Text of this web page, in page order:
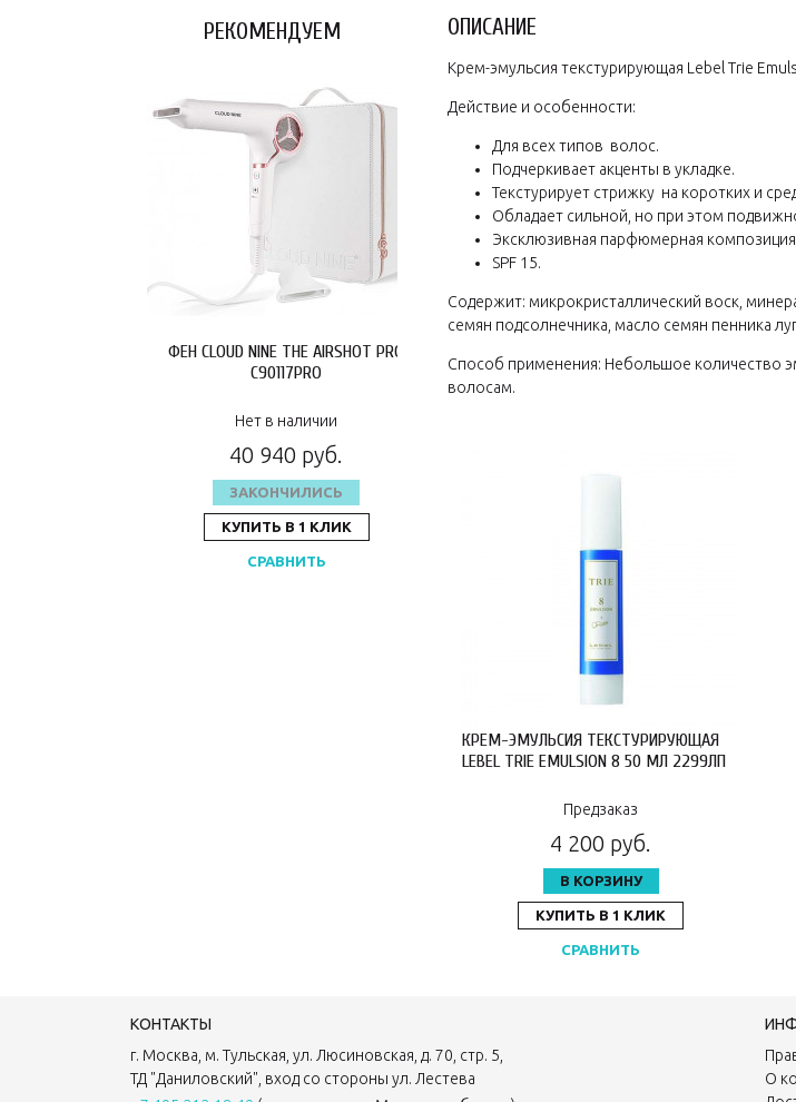
РЕКОМЕНДУЕМ
ФЕН CLOUD NINE THE AIRSHOT PRO
C90117PRO
Нет в наличии
40 940 руб.
ЗАКОНЧИЛИСЬ
КУПИТЬ В 1 КЛИК
СРАВНИТЬ
ОПИСАНИЕ
Крем-эмульсия текстурирующая Lebel Trie
Действие и особенности:
Для всех типов волос.
Подчеркивает акценты в укладке.
Текстурирует стрижку на коротких и
Обладает сильной, но при этом
Эксклюзивная парфюмерная
SPF 15.
Содержит: микрокристаллический воск,
семян подсолнечника, масло семян пенника
Способ применения: Небольшое количество
волосам.
КРЕМ-ЭМУЛЬСИЯ ТЕКСТУРИРУЮЩАЯ
LEBEL TRIE EMULSION 8 50 МЛ 2299ЛП
Предзаказ
4 200 руб.
В КОРЗИНУ
КУПИТЬ В 1 КЛИК
СРАВНИТЬ
КОНТАКТЫ
г. Москва, м. Тульская, ул. Люсиновская, д. 70, стр. 5,
ТД "Даниловский", вход со стороны ул. Лестева
О